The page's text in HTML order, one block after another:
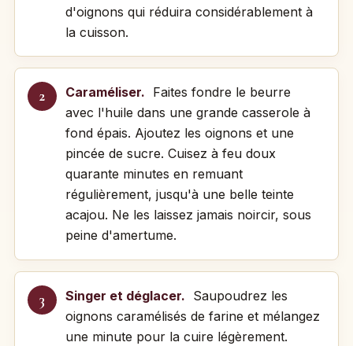
d'oignons qui réduira considérablement à
la cuisson.
Caraméliser. Faites fondre le beurre
avec l'huile dans une grande casserole à
fond épais. Ajoutez les oignons et une
pincée de sucre. Cuisez à feu doux
quarante minutes en remuant
régulièrement, jusqu'à une belle teinte
acajou. Ne les laissez jamais noircir, sous
peine d'amertume.
Singer et déglacer. Saupoudrez les
oignons caramélisés de farine et mélangez
une minute pour la cuire légèrement.